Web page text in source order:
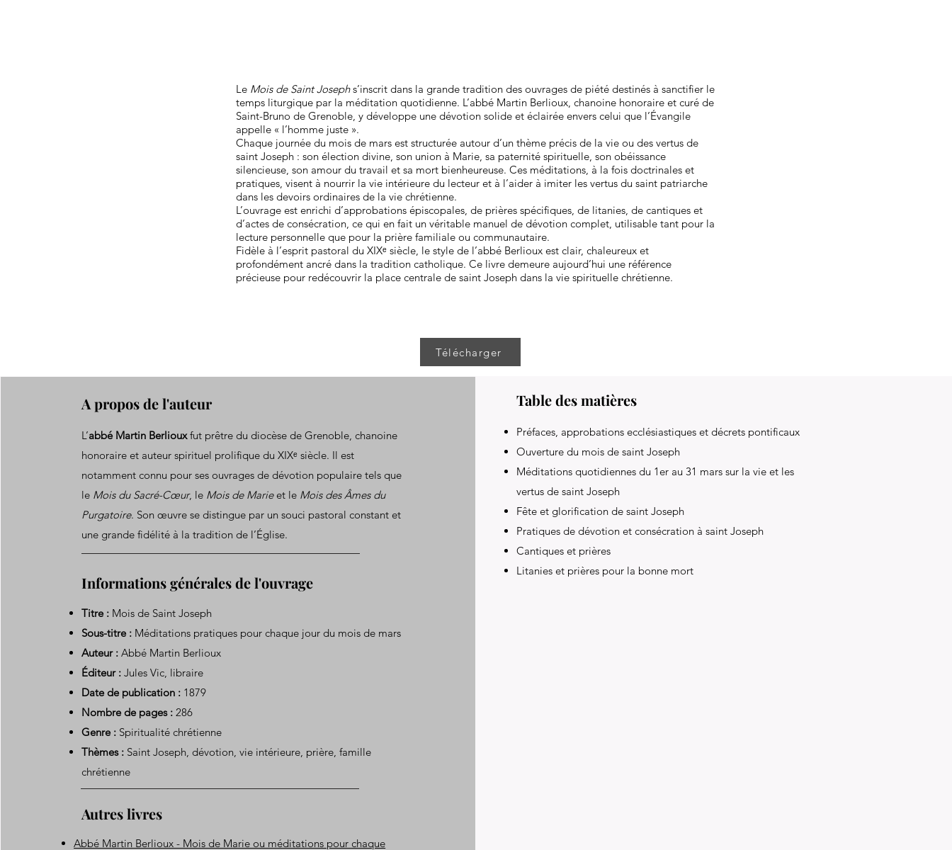
Le Mois de Saint Josephs’inscrit dans la grande tradition des ouvrages de piété destinés à sanctifier le
temps liturgique par la méditation quotidienne. L’abbé Martin Berlioux, chanoine honoraire et curé de
Saint-Bruno de Grenoble, y développe une dévotion solide et éclairée envers celui que l’Évangile
appelle « l’homme juste ».
Chaque journée du mois de mars est structurée autour d’un thème précis de la vie ou des vertus de
saint Joseph : son élection divine, son union à Marie, sa paternité spirituelle, son obéissance
silencieuse, son amour du travail et sa mort bienheureuse. Ces méditations, à la fois doctrinales et
pratiques, visent à nourrir la vie intérieure du lecteur et à l’aider à imiter les vertus du saint patriarche
dans les devoirs ordinaires de la vie chrétienne.
L’ouvrage est enrichi d’approbations épiscopales, de prières spécifiques, de litanies, de cantiques et
d’actes de consécration, ce qui en fait un véritable manuel de dévotion complet, utilisable tant pour la
lecture personnelle que pour la prière familiale ou communautaire.
Fidèle à l’esprit pastoral du XIXᵉ siècle, le style de l’abbé Berlioux est clair, chaleureux et
profondément ancré dans la tradition catholique. Ce livre demeure aujourd’hui une référence
précieuse pour redécouvrir la place centrale de saint Joseph dans la vie spirituelle chrétienne.
Télécharger
A propos de l'auteur
L’abbé Martin Berliouxfut prêtre du diocèse de Grenoble, chanoine
honoraire et auteur spirituel prolifique du XIXᵉ siècle. Il est
notamment connu pour ses ouvrages de dévotion populaire tels que
le Mois du Sacré-Cœur, le Mois de Marieet le Mois des Âmes du
Purgatoire. Son œuvre se distingue par un souci pastoral constant et
une grande fidélité à la tradition de l’Église.
Informations générales de l'ouvrage
Titre : Mois de Saint Joseph
Sous-titre : Méditations pratiques pour chaque jour du mois de mars
Auteur : Abbé Martin Berlioux
Éditeur : Jules Vic, libraire
Date de publication : 1879
Nombre de pages : 286
Genre : Spiritualité chrétienne
Thèmes : Saint Joseph, dévotion, vie intérieure, prière, famille
chrétienne
Autres livres
Abbé Martin Berlioux - Mois de Marie ou méditations pour chaque
Table des matières
Préfaces, approbations ecclésiastiques et décrets pontificaux
Ouverture du mois de saint Joseph
Méditations quotidiennes du 1er au 31 mars sur la vie et les
vertus de saint Joseph
Fête et glorification de saint Joseph
Pratiques de dévotion et consécration à saint Joseph
Cantiques et prières
Litanies et prières pour la bonne mort